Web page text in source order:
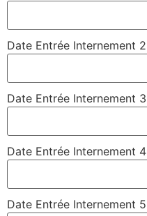
Date Entrée Internement 2
Date Entrée Internement 3
Date Entrée Internement 4
Date Entrée Internement 5